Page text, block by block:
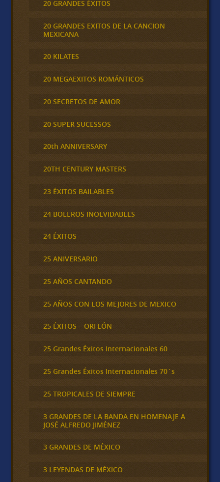
20 GRANDES ÉXITOS
20 GRANDES EXITOS DE LA CANCION
MEXICANA
20 KILATES
20 MEGAEXITOS ROMÁNTICOS
20 SECRETOS DE AMOR
20 SUPER SUCESSOS
20th ANNIVERSARY
20TH CENTURY MASTERS
23 ÉXITOS BAILABLES
24 BOLEROS INOLVIDABLES
24 ÉXITOS
25 ANIVERSARIO
25 AÑOS CANTANDO
25 AÑOS CON LOS MEJORES DE MEXICO
25 ÉXITOS – ORFEÓN
25 Grandes Éxitos Internacionales 60
25 Grandes Éxitos Internacionales 70´s
25 TROPICALES DE SIEMPRE
3 GRANDES DE LA BANDA EN HOMENAJE A
JOSÉ ALFREDO JIMÉNEZ
3 GRANDES DE MÉXICO
3 LEYENDAS DE MÉXICO